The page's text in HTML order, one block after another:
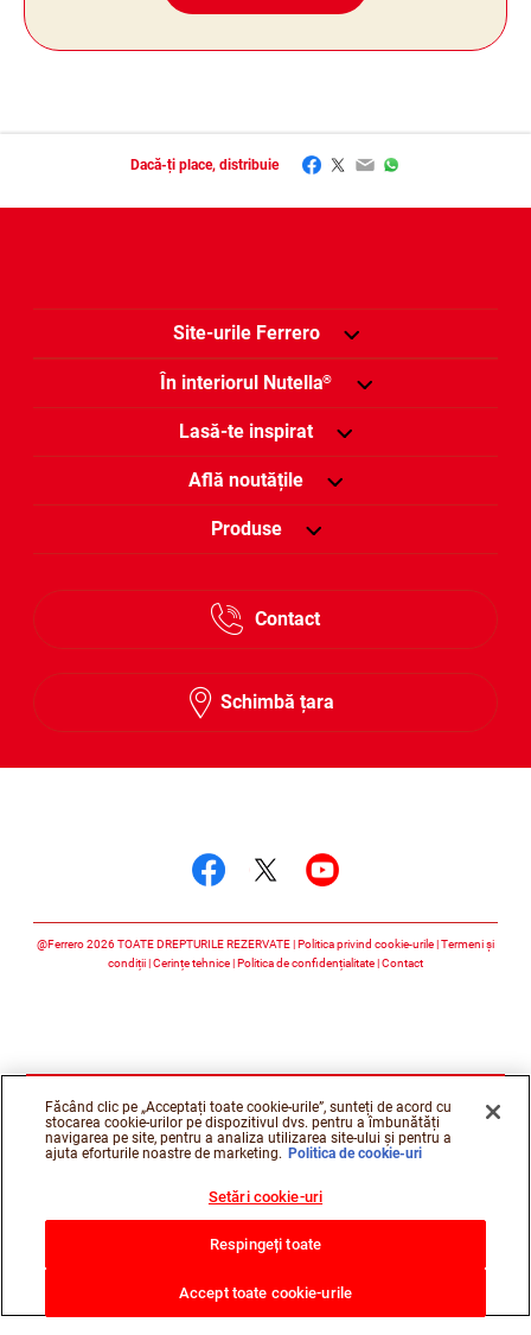
Dacă-ți place, distribuie Facebook
Twitter
EmailWhatsApp
Site-urile Ferrero
În interiorul Nutella®
Lasă-te inspirat
Află noutățile
Produse
Contact
Schimbă țara
@Ferrero 2026 TOATE DREPTURILE REZERVATE Politica privind cookie-urile Termeni și
condiții Cerințe tehnice Politica de confidențialitate Contact
Făcând clic pe „Acceptați toate cookie-urile”, sunteți de acord cu
stocarea cookie-urilor pe dispozitivul dvs. pentru a îmbunătăți
navigarea pe site, pentru a analiza utilizarea site-ului și pentru a
ajuta eforturile noastre de marketing. Politica de cookie-uri
Setări cookie-uri
Respingeți toate
Accept toate cookie-urile